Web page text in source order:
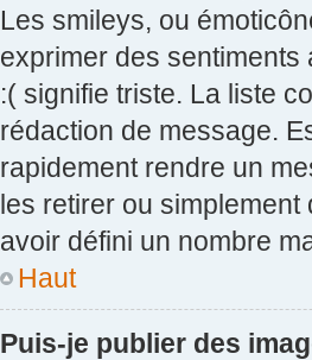
Les smileys, ou
exprimer des
:( signifie triste. La liste
rédaction de message.
rapidement rendre un
les retirer ou simplement
avoir défini un nombre
Haut
Puis-je publier des